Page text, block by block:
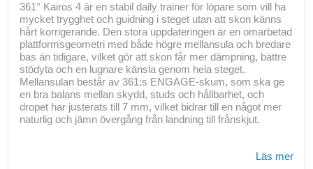
361° Kairos 4 är en stabil daily trainer för löpare som vill ha
mycket trygghet och guidning i steget utan att skon känns
hårt korrigerande. Den stora uppdateringen är en omarbetad
plattformsgeometri med både högre mellansula och bredare
bas än tidigare, vilket gör att skon får mer dämpning, bättre
stödyta och en lugnare känsla genom hela steget.
Mellansulan består av 361:s ENGAGE-skum, som ska ge
en bra balans mellan skydd, studs och hållbarhet, och
dropet har justerats till 7 mm, vilket bidrar till en något mer
naturlig och jämn övergång från landning till frånskjut.
Läs mer